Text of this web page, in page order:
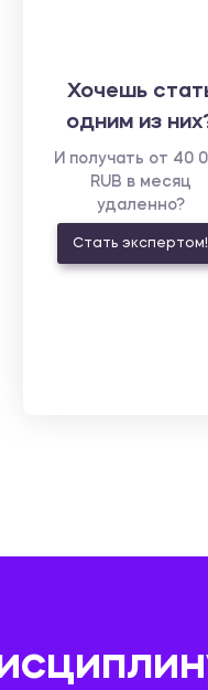
Хочешь
одним из
И получать от 40
RUB в месяц
удаленно?
Стать экспертом!